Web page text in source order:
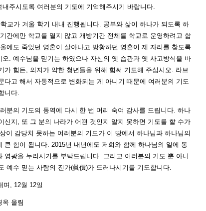
내주시도록 여러분의 기도에 기억해주시기 바랍니다.
교가 겨울 학기 내내 진행됩니다. 공부와 삶이 하나가 되도록 하
간에만 학교를 열지 않고 개방기간 전체를 학교로 운영하려고 합
에도 죽었던 영혼이 살아나고 방황하던 영혼이 제 자리를 찾도록
오. 예수님을 믿기는 하였으나 자신의 옛 습관과 옛 사고방식을 바
가 힘든, 의지가 약한 청년들을 위해 힘써 기도해 주십시오. 라브
다고 해서 자동적으로 변화되는 게 아니기 때문에 여러분의 기도
니다.
분의 기도의 동역에 다시 한 번 머리 숙여 감사를 드립니다. 하나
신지, 또 그 분의 나라가 어떤 것인지 알지 못하면 기도를 할 수가
이 감당치 못하는 여러분의 기도가 이 땅에서 하나님과 하나님의
큰 힘이 됩니다. 2015년 내년에도 저희와 함께 하나님의 일에 동
영광을 누리시기를 부탁드립니다. 그리고 여러분의 기도 뿐 아니
예수 믿는 사람의 진가(眞價)가 드러나시기를 기도합니다.
며, 12월 12일
옥 올림